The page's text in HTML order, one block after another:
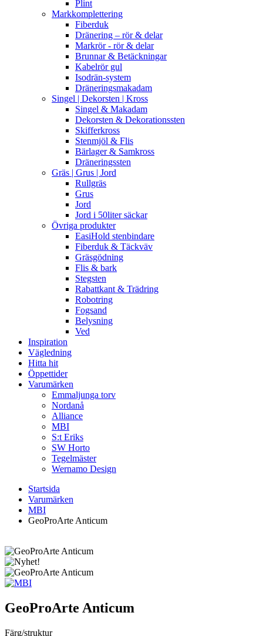
Plint
Markkomplettering
Fiberduk
Dränering – rör & delar
Markrör - rör & delar
Brunnar & Betäckningar
Kabelrör gul
Isodrän-system
Dräneringsmakadam
Singel | Dekorsten | Kross
Singel & Makadam
Dekorsten & Dekorationssten
Skifferkross
Stenmjöl & Flis
Bärlager & Samkross
Dräneringssten
Gräs | Grus | Jord
Rullgräs
Grus
Jord
Jord i 50liter säckar
Övriga produkter
EasiHold stenbindare
Fiberduk & Täckväv
Gräsgödning
Flis & bark
Stegsten
Rabattkant & Trädring
Robotring
Fogsand
Belysning
Ved
Inspiration
Vägledning
Hitta hit
Öppettider
Varumärken
Emmaljunga torv
Nordanå
Alliance
MBI
S:t Eriks
SW Horto
Tegelmäster
Wernamo Design
Startsida
Varumärken
MBI
GeoProArte Anticum
GeoProArte Anticum
Färg/struktur